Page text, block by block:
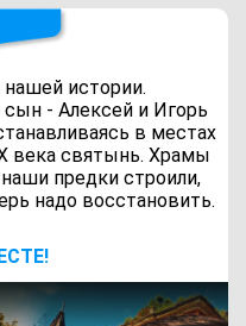
нашей истории.
- Алексей и Игорь
в местах
века святынь. Храмы
предки строили,
надо восстановить.